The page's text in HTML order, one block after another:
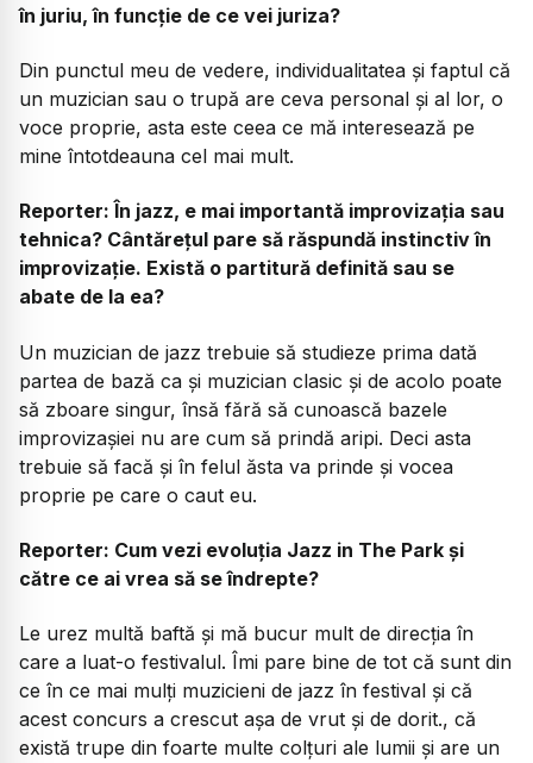
în juriu, în funcție de ce vei juriza?
Din punctul meu de vedere, individualitatea și faptul că
un muzician sau o trupă are ceva personal și al lor, o
voce proprie, asta este ceea ce mă interesează pe
mine întotdeauna cel mai mult.
Reporter: În jazz, e mai importantă improvizația sau
tehnica? Cântărețul pare să răspundă instinctiv în
improvizație. Există o partitură definită sau se
abate de la ea?
Un muzician de jazz trebuie să studieze prima dată
partea de bază ca și muzician clasic și de acolo poate
să zboare singur, însă fără să cunoască bazele
improvizașiei nu are cum să prindă aripi. Deci asta
trebuie să facă și în felul ăsta va prinde și vocea
proprie pe care o caut eu.
Reporter: Cum vezi evoluția Jazz in The Park și
către ce ai vrea să se îndrepte?
Le urez multă baftă și mă bucur mult de direcția în
care a luat-o festivalul. Îmi pare bine de tot că sunt din
ce în ce mai mulți muzicieni de jazz în festival și că
acest concurs a crescut așa de vrut și de dorit., că
există trupe din foarte multe colțuri ale lumii și are un